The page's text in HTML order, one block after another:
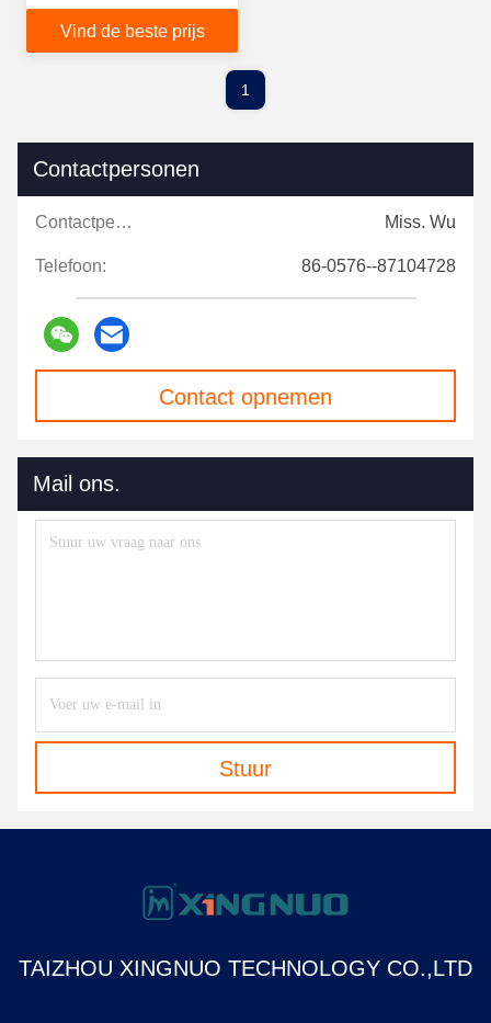
omstandigheden een
consistente prestatie
Vind de beste prijs
1
Contactpersonen
Contactpersonen: Miss. Wu
Telefoon: 86-0576--87104728
Contact opnemen
Mail ons.
Stuur
TAIZHOU XINGNUO TECHNOLOGY CO.,LTD